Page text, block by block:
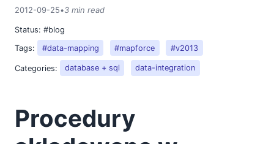
2012-09-25•3 min read
Status: #blog
Tags:
#data-mapping #mapforce #v2013
Categories: database + sql data-integration
Procedury